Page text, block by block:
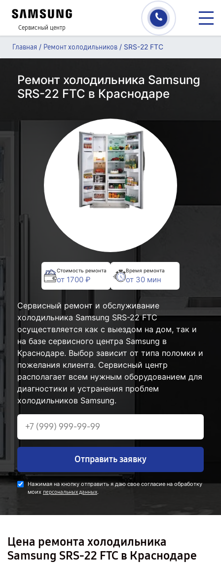
Сервисный центр
Главная / Ремонт холодильников / SRS-22 FTC
Ремонт холодильника Samsung
SRS-22 FTC в Краснодаре
Стоимость ремонта
от 1700 ₽
Время ремонта
от 30 мин
Сервисный ремонт и обслуживание
холодильника Samsung SRS-22 FTC
осуществляется как с выездом на дом, так и
на базе сервисного центра Samsung в
Краснодаре. Выбор зависит от типа поломки и
пожелания клиента. Сервисный центр
располагает всем нужным оборудованием для
диагностики и устранения проблем
холодильников Samsung.
Отправить заявку
Нажимая на кнопку отправить я даю свое согласие на обработку
моих персональных данных.
Цена ремонта холодильника
Samsung SRS-22 FTC в Краснодаре